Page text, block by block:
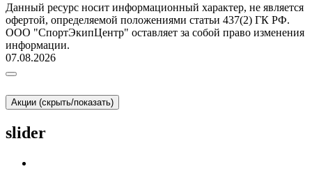
Данный ресурс носит информационный характер, не является
офертой, определяемой положениями статьи 437(2) ГК РФ.
ООО "СпортЭкипЦентр" оставляет за собой право изменения
информации.
07.08.2026
Акции (скрыть/показать)
slider